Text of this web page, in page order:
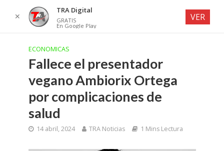
ECONOMICAS
Fallece el presentador
vegano Ambiorix Ortega
por complicaciones de
salud
14 abril, 2024 TRA Noticias 1 Mins Lectura
✕
TRA Digital
GRATIS
En Google Play
VER